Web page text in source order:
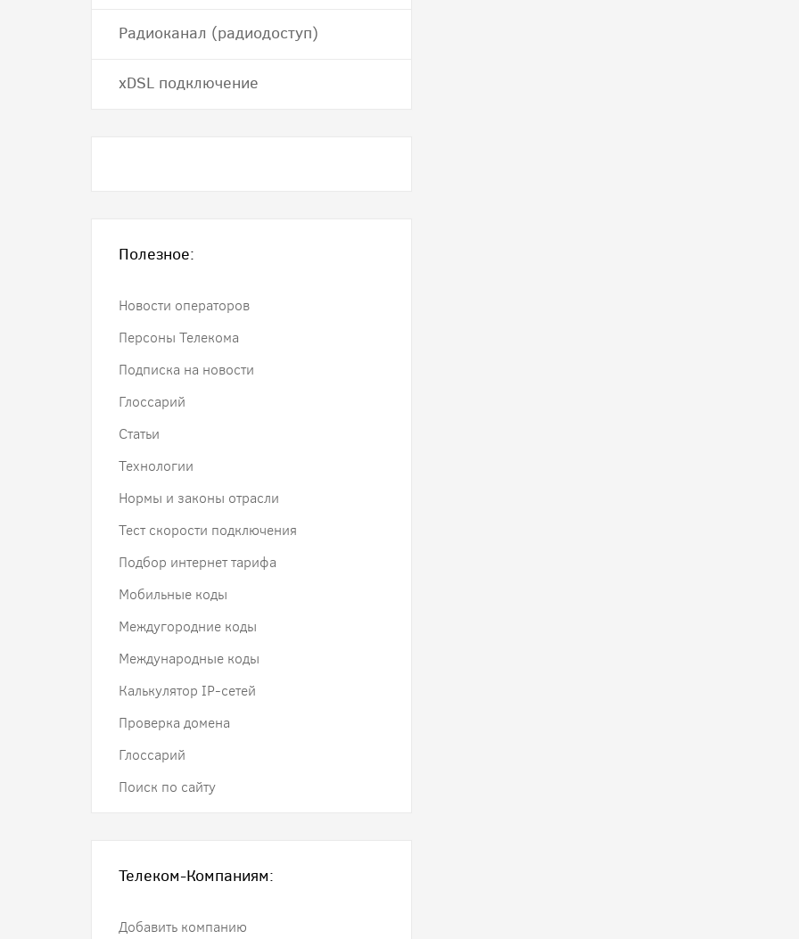
Радиоканал (радиодоступ)
хDSL подключение
Полезное:
Новости операторов
Персоны Телекома
Подписка на новости
Глоссарий
Статьи
Технологии
Нормы и законы отрасли
Тест скорости подключения
Подбор интернет тарифа
Мобильные коды
Междугородние коды
Международные коды
Калькулятор IP-сетей
Проверка домена
Глоссарий
Поиск по сайту
Телеком-Компаниям:
Добавить компанию